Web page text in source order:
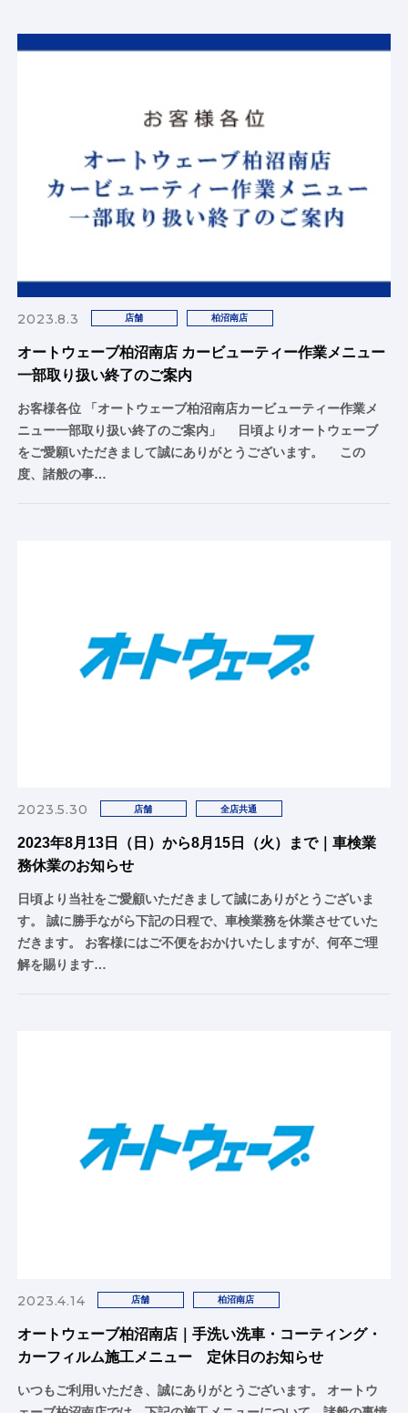
2023.8.3 店舗 柏沼南店
オートウェーブ柏沼南店 カービューティー作業メニュー
一部取り扱い終了のご案内
お客様各位 「オートウェーブ柏沼南店カービューティー作業メ
ニュー一部取り扱い終了のご案内」 日頃よりオートウェーブ
をご愛願いただきまして誠にありがとうございます。 この
度、諸般の事…
2023.5.30 店舗 全店共通
2023年8月13日（日）から8月15日（火）まで｜車検業
務休業のお知らせ
日頃より当社をご愛顧いただきまして誠にありがとうございま
す。 誠に勝手ながら下記の日程で、車検業務を休業させていた
だきます。 お客様にはご不便をおかけいたしますが、何卒ご理
解を賜ります…
2023.4.14 店舗 柏沼南店
オートウェーブ柏沼南店｜手洗い洗車・コーティング・
カーフィルム施工メニュー 定休日のお知らせ
いつもご利用いただき、誠にありがとうございます。 オートウ